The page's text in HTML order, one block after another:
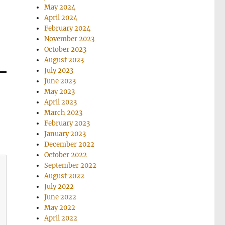
May 2024
April 2024
February 2024
November 2023
October 2023
August 2023
July 2023
June 2023
May 2023
April 2023
March 2023
February 2023
January 2023
December 2022
October 2022
September 2022
August 2022
July 2022
June 2022
May 2022
April 2022